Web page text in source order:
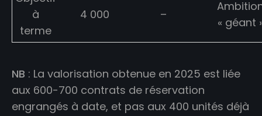
à
terme
4 000 –
« géant
NB : La valorisation obtenue en 2025 est liée
aux 600-700 contrats de réservation
engrangés à date, et pas aux 400 unités déjà